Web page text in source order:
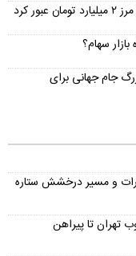
سهام؟
جام جهانی برای
و مسیر درخشش ستاره
تهران تا پیراهن